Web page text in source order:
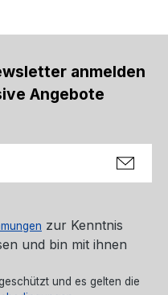
anmelden
Angebote
zur Kenntnis
und bin mit ihnen
und es gelten die